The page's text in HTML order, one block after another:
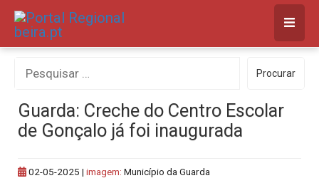
Skip
por:
Procurar
Guarda: Creche do Centro Escolar
de Gonçalo já foi inaugurada
02-05-2025 | imagem: Município da Guarda